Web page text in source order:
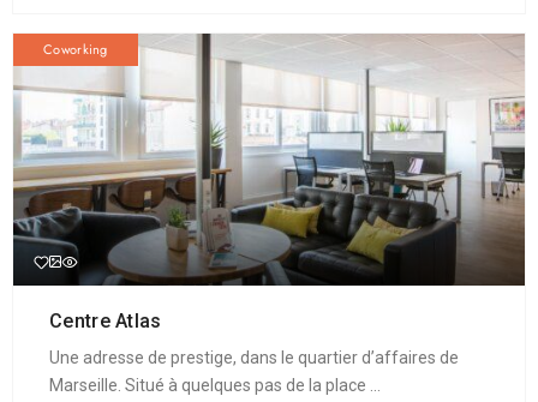
Coworking
Centre Atlas
Une adresse de prestige, dans le quartier d’affaires de
Marseille. Situé à quelques pas de la place ...